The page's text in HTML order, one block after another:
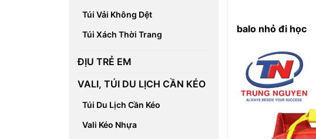
Túi Vải Không Dệt
Túi Xách Thời Trang
ĐỊU TRẺ EM
VALI, TÚI DU LỊCH CẦN KÉO
Túi Du Lịch Cần Kéo
Vali Kéo Nhựa
balo nhỏ đi học